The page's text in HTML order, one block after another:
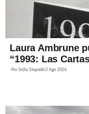
Laura Ambrune
“1993: Las
PorSofía Stupiello 5 Ago 2026